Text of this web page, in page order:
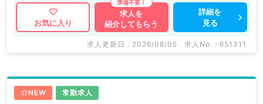
お気に入り
求人を
紹介してもらう
詳細を
見る
求人更新日 : 2026/08/05 求人No. : 651311
NEW 常勤求人